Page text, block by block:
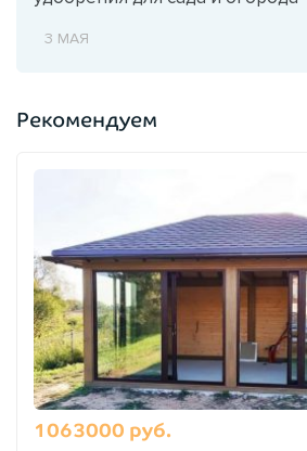
3 МАЯ
Рекомендуем
1063000 руб.